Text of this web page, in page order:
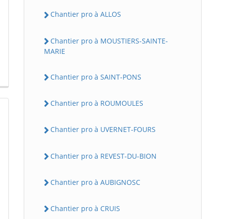
Chantier pro à ALLOS
Chantier pro à MOUSTIERS-SAINTE-
MARIE
Chantier pro à SAINT-PONS
Chantier pro à ROUMOULES
Chantier pro à UVERNET-FOURS
Chantier pro à REVEST-DU-BION
Chantier pro à AUBIGNOSC
Chantier pro à CRUIS